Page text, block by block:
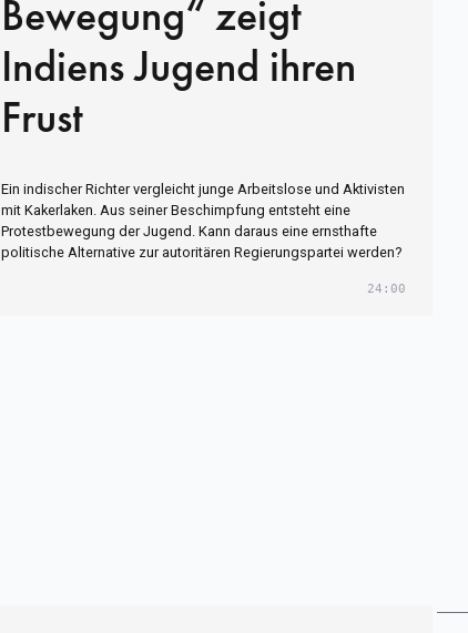
Bewegung“ zeigt
Indiens Jugend ihren
Frust
Ein indischer Richter vergleicht junge Arbeitslose und Aktivisten
mit Kakerlaken. Aus seiner Beschimpfung entsteht eine
Protestbewegung der Jugend. Kann daraus eine ernsthafte
politische Alternative zur autoritären Regierungspartei werden?
24:00